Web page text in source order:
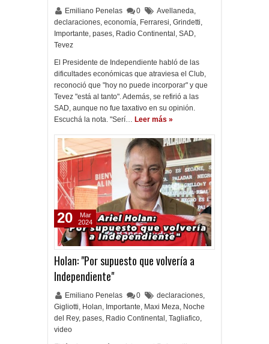
Emiliano Penelas 0 Avellaneda,
declaraciones, economía, Ferraresi, Grindetti,
Importante, pases, Radio Continental , SAD,
Tevez
El Presidente de Independiente habló de las
dificultades económicas que atraviesa el Club,
reconoció que "hoy no puede incorporar" y que
Tevez "está al tanto". Además, se refirió a las
SAD, aunque no fue taxativo en su opinión.
Escuchá la nota. "Serí… Leer más »
Holan: "Por supuesto que volvería a
Independiente"
Emiliano Penelas 0 declaraciones,
Gigliotti, Holan, Importante, Maxi Meza, Noche
del Rey, pases, Radio Continental , Tagliafico,
video
20
Mar
2024